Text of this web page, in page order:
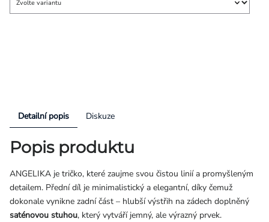
Detailní popis Diskuze
Popis produktu
ANGELIKA je tričko, které zaujme svou čistou linií a promyšleným
detailem. Přední díl je minimalistický a elegantní, díky čemuž
dokonale vynikne zadní část – hlubší výstřih na zádech doplněný
saténovou stuhou, který vytváří jemný, ale výrazný prvek.